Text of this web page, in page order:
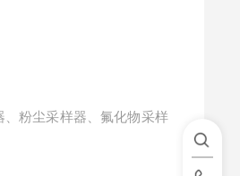
粉尘采样器、氟化物采样